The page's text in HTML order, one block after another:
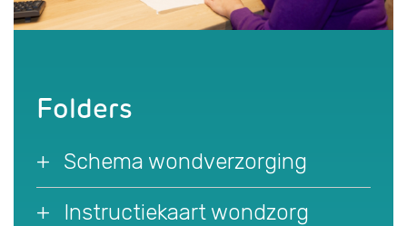
Folders
Schema wondverzorging
Instructiekaart wondzorg